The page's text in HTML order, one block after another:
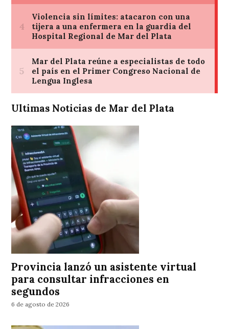
Ultimas Noticias de Mar del Plata
Provincia lanzó un asistente virtual
para consultar infracciones en
segundos
6 de agosto de 2026